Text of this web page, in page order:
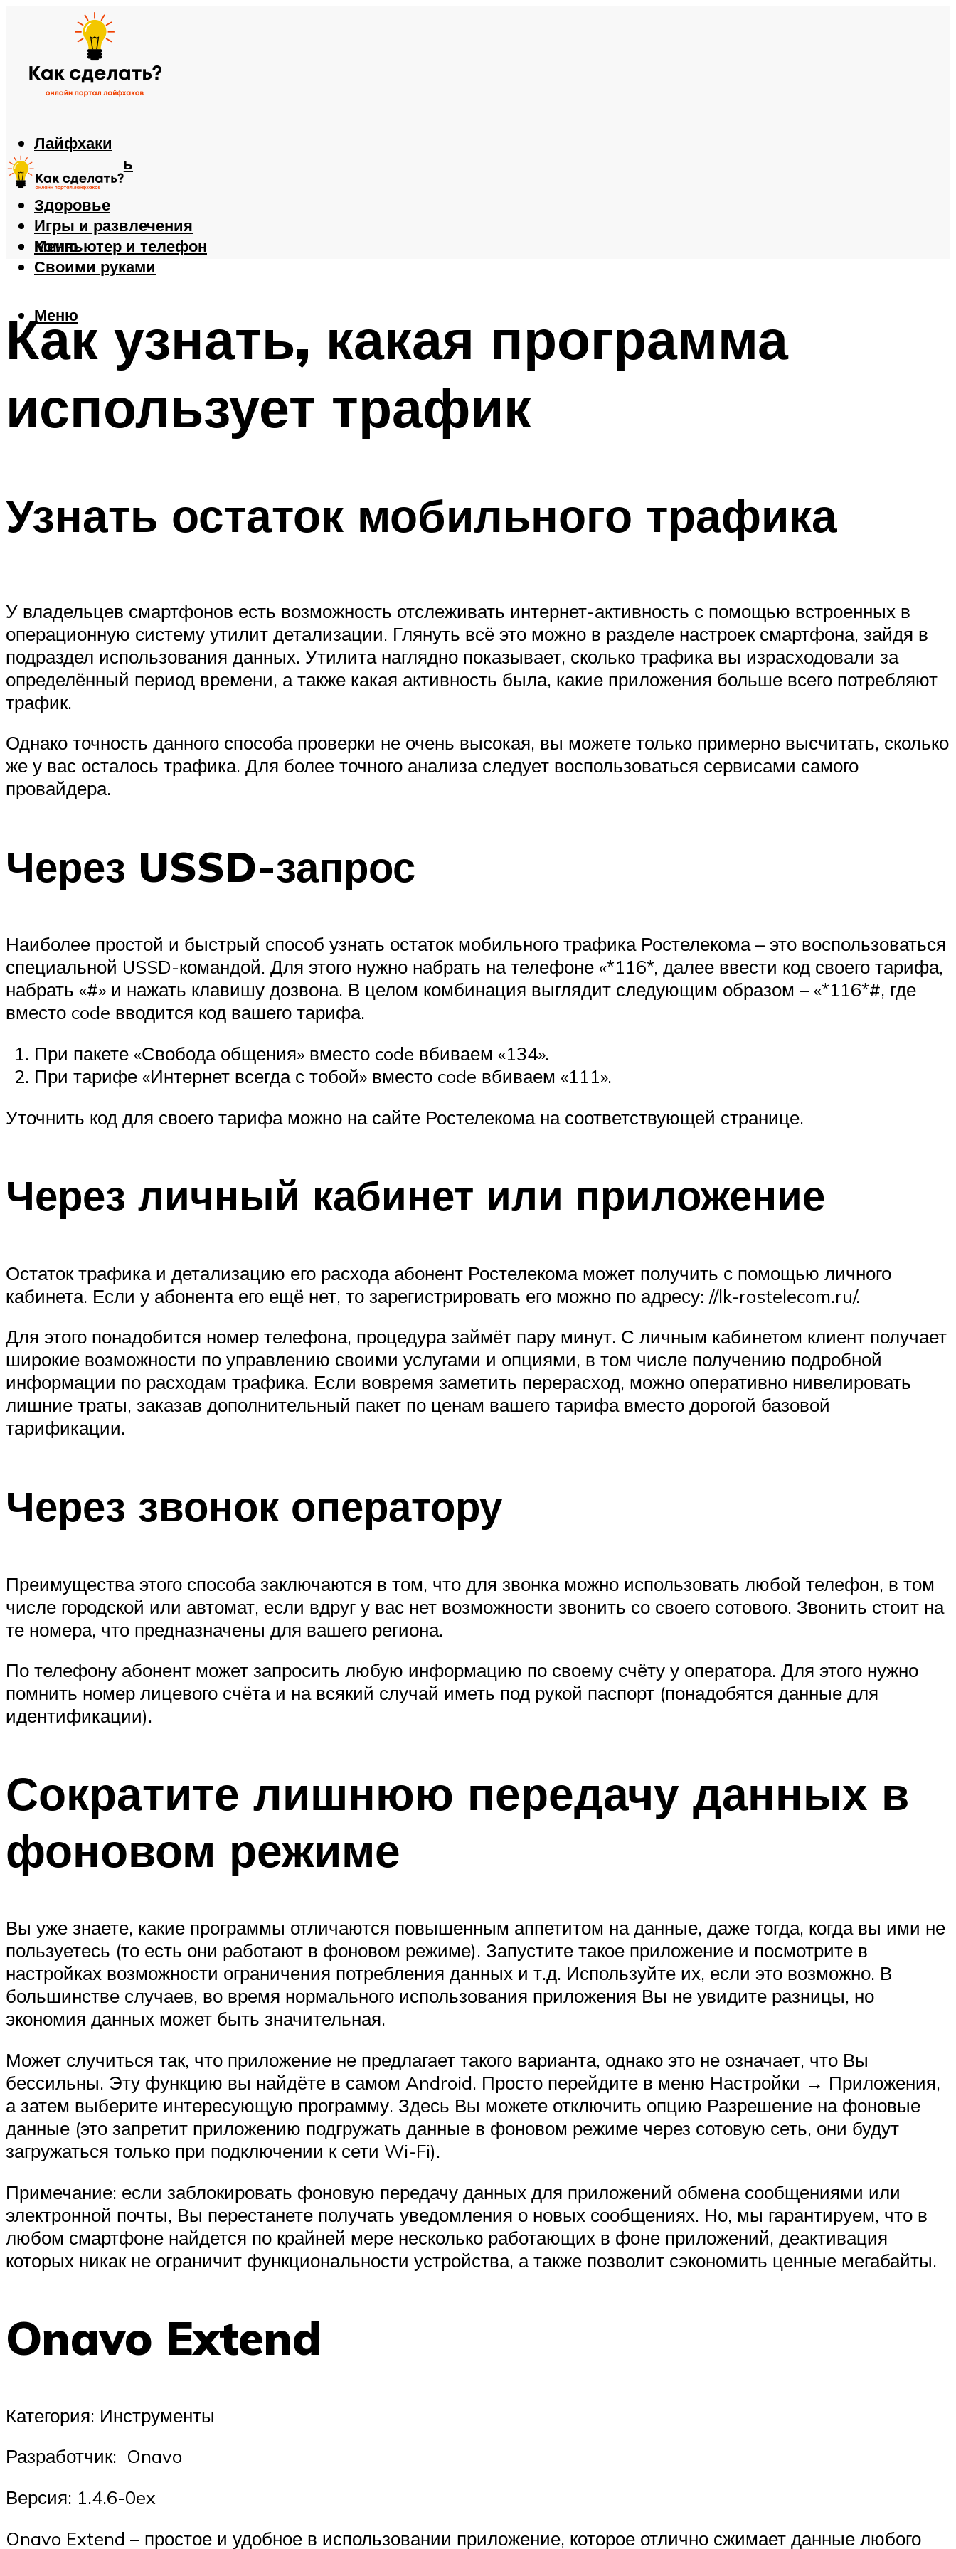
Лайфхаки
Автомобиль
Еда
Здоровье
Игры и развлечения
Компьютер и телефон
Своими руками
Меню
Меню
Как узнать, какая программа
использует трафик
Узнать остаток мобильного трафика
У владельцев смартфонов есть возможность отслеживать интернет-активность с помощью встроенных в
операционную систему утилит детализации. Глянуть всё это можно в разделе настроек смартфона, зайдя в
подраздел использования данных. Утилита наглядно показывает, сколько трафика вы израсходовали за
определённый период времени, а также какая активность была, какие приложения больше всего потребляют
трафик.
Однако точность данного способа проверки не очень высокая, вы можете только примерно высчитать, сколько
же у вас осталось трафика. Для более точного анализа следует воспользоваться сервисами самого
провайдера.
Через USSD-запрос
Наиболее простой и быстрый способ узнать остаток мобильного трафика Ростелекома – это воспользоваться
специальной USSD-командой. Для этого нужно набрать на телефоне «*116*, далее ввести код своего тарифа,
набрать «#» и нажать клавишу дозвона. В целом комбинация выглядит следующим образом – «*116*#, где
вместо code вводится код вашего тарифа.
При пакете «Свобода общения» вместо code вбиваем «134».
При тарифе «Интернет всегда с тобой» вместо code вбиваем «111».
Уточнить код для своего тарифа можно на сайте Ростелекома на соответствующей странице.
Через личный кабинет или приложение
Остаток трафика и детализацию его расхода абонент Ростелекома может получить с помощью личного
кабинета. Если у абонента его ещё нет, то зарегистрировать его можно по адресу: //lk-rostelecom.ru/.
Для этого понадобится номер телефона, процедура займёт пару минут. С личным кабинетом клиент получает
широкие возможности по управлению своими услугами и опциями, в том числе получению подробной
информации по расходам трафика. Если вовремя заметить перерасход, можно оперативно нивелировать
лишние траты, заказав дополнительный пакет по ценам вашего тарифа вместо дорогой базовой
тарификации.
Через звонок оператору
Преимущества этого способа заключаются в том, что для звонка можно использовать любой телефон, в том
числе городской или автомат, если вдруг у вас нет возможности звонить со своего сотового. Звонить стоит на
те номера, что предназначены для вашего региона.
По телефону абонент может запросить любую информацию по своему счёту у оператора. Для этого нужно
помнить номер лицевого счёта и на всякий случай иметь под рукой паспорт (понадобятся данные для
идентификации).
Сократите лишнюю передачу данных в
фоновом режиме
Вы уже знаете, какие программы отличаются повышенным аппетитом на данные, даже тогда, когда вы ими не
пользуетесь (то есть они работают в фоновом режиме). Запустите такое приложение и посмотрите в
настройках возможности ограничения потребления данных и т.д. Используйте их, если это возможно. В
большинстве случаев, во время нормального использования приложения Вы не увидите разницы, но
экономия данных может быть значительная.
Может случиться так, что приложение не предлагает такого варианта, однако это не означает, что Вы
бессильны. Эту функцию вы найдёте в самом Android. Просто перейдите в меню Настройки → Приложения,
а затем выберите интересующую программу. Здесь Вы можете отключить опцию Разрешение на фоновые
данные (это запретит приложению подгружать данные в фоновом режиме через сотовую сеть, они будут
загружаться только при подключении к сети Wi-Fi).
Примечание: если заблокировать фоновую передачу данных для приложений обмена сообщениями или
электронной почты, Вы перестанете получать уведомления о новых сообщениях. Но, мы гарантируем, что в
любом смартфоне найдется по крайней мере несколько работающих в фоне приложений, деактивация
которых никак не ограничит функциональности устройства, а также позволит сэкономить ценные мегабайты.
Onavo Extend
Категория: Инструменты
Разработчик: Onavo
Версия: 1.4.6-0ex
Onavo Extend – простое и удобное в использовании приложение, которое отлично сжимает данные любого